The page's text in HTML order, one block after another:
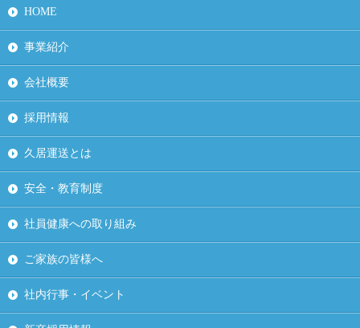
HOME
事業紹介
会社概要
採用情報
久居運送とは
安全・教育制度
社員健康への取り組み
ご家族の皆様へ
社内行事・イベント